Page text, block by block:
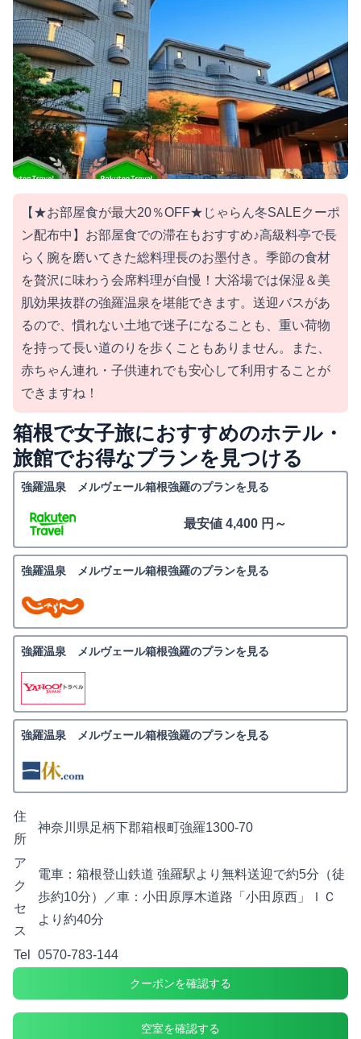
【★お部屋食が最大20％OFF★じゃらん冬SALEクーポ
ン配布中】お部屋食での滞在もおすすめ♪高級料亭で長
らく腕を磨いてきた総料理長のお墨付き。季節の食材
を贅沢に味わう会席料理が自慢！大浴場では保湿＆美
肌効果抜群の強羅温泉を堪能できます。送迎バスがあ
るので、慣れない土地で迷子になることも、重い荷物
を持って長い道のりを歩くこともありません。また、
赤ちゃん連れ・子供連れでも安心して利用することが
できますね！
箱根で女子旅におすすめのホテル・
旅館でお得なプランを見つける
強羅温泉 メルヴェール箱根強羅のプランを見る
最安値 4,400 円～
強羅温泉 メルヴェール箱根強羅のプランを見る
強羅温泉 メルヴェール箱根強羅のプランを見る
強羅温泉 メルヴェール箱根強羅のプランを見る
住
所
神奈川県足柄下郡箱根町強羅1300-70
ア
ク
セ
ス
電車：箱根登山鉄道 強羅駅より無料送迎で約5分（徒
歩約10分）／車：小田原厚木道路「小田原西」ＩＣ
より約40分
Tel 0570-783-144
クーポンを確認する
空室を確認する